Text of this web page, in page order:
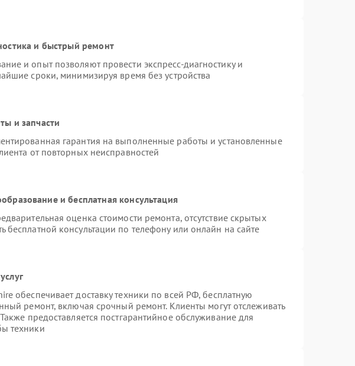
и быстрый ремонт
и опыт позволяют провести экспресс-диагностику и
сроки, минимизируя время без устройства
и запчасти
гарантия на выполненные работы и установленные
от повторных неисправностей
и бесплатная консультация
оценка стоимости ремонта, отсутствие скрытых
бесплатной консультации по телефону или онлайн на сайте
обеспечивает доставку техники по всей РФ, бесплатную
ремонт, включая срочный ремонт. Клиенты могут отслеживать
предоставляется постгарантийное обслуживание для
техники